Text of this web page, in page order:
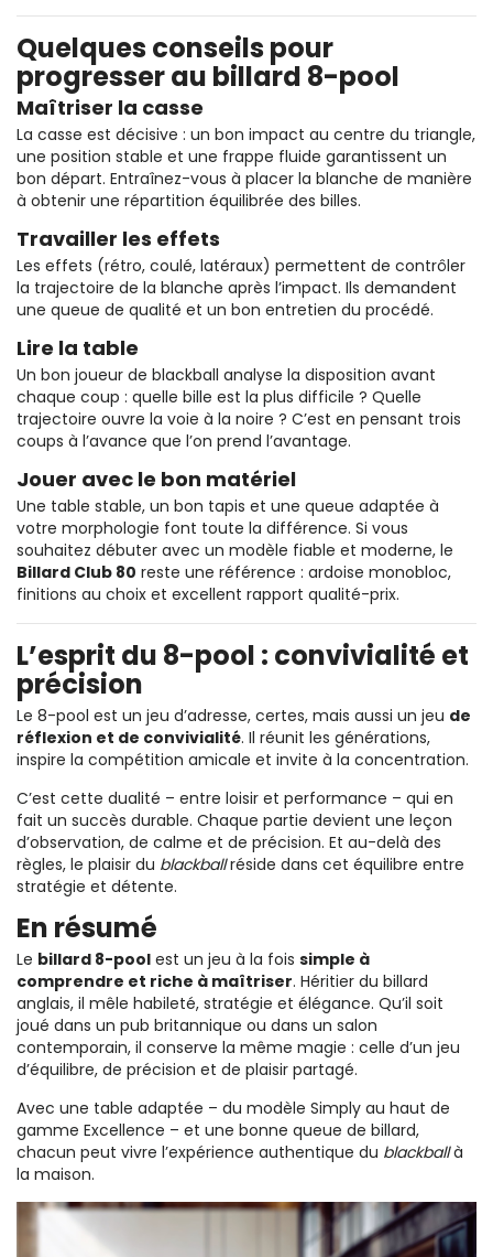
Quelques conseils pour
progresser au billard 8-pool
Maîtriser la casse
La casse est décisive : un bon impact au centre du triangle,
une position stable et une frappe fluide garantissent un
bon départ. Entraînez-vous à placer la blanche de manière
à obtenir une répartition équilibrée des billes.
Travailler les effets
Les effets (rétro, coulé, latéraux) permettent de contrôler
la trajectoire de la blanche après l’impact. Ils demandent
une queue de qualité et un bon entretien du procédé.
Lire la table
Un bon joueur de blackball analyse la disposition avant
chaque coup : quelle bille est la plus difficile ? Quelle
trajectoire ouvre la voie à la noire ? C’est en pensant trois
coups à l’avance que l’on prend l’avantage.
Jouer avec le bon matériel
Une table stable, un bon tapis et une queue adaptée à
votre morphologie font toute la différence. Si vous
souhaitez débuter avec un modèle fiable et moderne, le
Billard Club 80 reste une référence : ardoise monobloc,
finitions au choix et excellent rapport qualité-prix.
L’esprit du 8-pool : convivialité et
précision
Le 8-pool est un jeu d’adresse, certes, mais aussi un jeu de
réflexion et de convivialité. Il réunit les générations,
inspire la compétition amicale et invite à la concentration.
C’est cette dualité – entre loisir et performance – qui en
fait un succès durable. Chaque partie devient une leçon
d’observation, de calme et de précision. Et au-delà des
règles, le plaisir du blackballréside dans cet équilibre entre
stratégie et détente.
En résumé
Le billard 8-pool est un jeu à la fois simple à
comprendre et riche à maîtriser. Héritier du billard
anglais, il mêle habileté, stratégie et élégance. Qu’il soit
joué dans un pub britannique ou dans un salon
contemporain, il conserve la même magie : celle d’un jeu
d’équilibre, de précision et de plaisir partagé.
Avec une table adaptée – du modèle Simply au haut de
gamme Excellence – et une bonne queue de billard,
chacun peut vivre l’expérience authentique du blackballà
la maison.